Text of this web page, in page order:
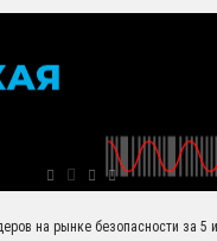
на рынке безопасности за 5